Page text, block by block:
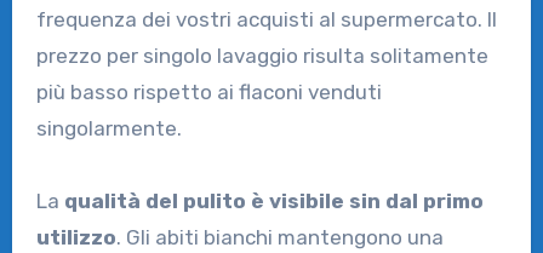
frequenza dei vostri acquisti al supermercato. Il
prezzo per singolo lavaggio risulta solitamente
più basso rispetto ai flaconi venduti
singolarmente.
La qualità del pulito è visibile sin dal primo
utilizzo. Gli abiti bianchi mantengono una